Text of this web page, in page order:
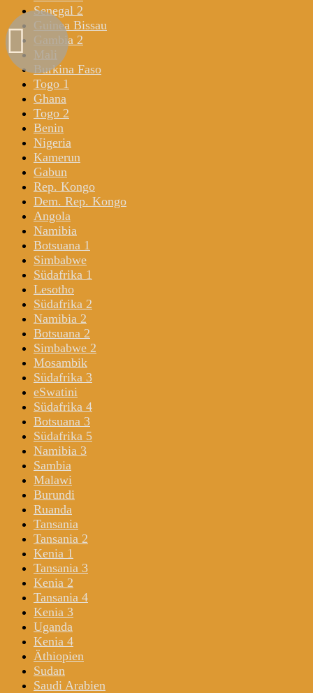
Senegal 2
Guinea Bissau
Gambia 2
Mali
Burkina Faso
Togo 1
Ghana
Togo 2
Benin
Nigeria
Kamerun
Gabun
Rep. Kongo
Dem. Rep. Kongo
Angola
Namibia
Botsuana 1
Simbabwe
Südafrika 1
Lesotho
Südafrika 2
Namibia 2
Botsuana 2
Simbabwe 2
Mosambik
Südafrika 3
eSwatini
Südafrika 4
Botsuana 3
Südafrika 5
Namibia 3
Sambia
Malawi
Burundi
Ruanda
Tansania
Tansania 2
Kenia 1
Tansania 3
Kenia 2
Tansania 4
Kenia 3
Uganda
Kenia 4
Äthiopien
Sudan
Saudi Arabien